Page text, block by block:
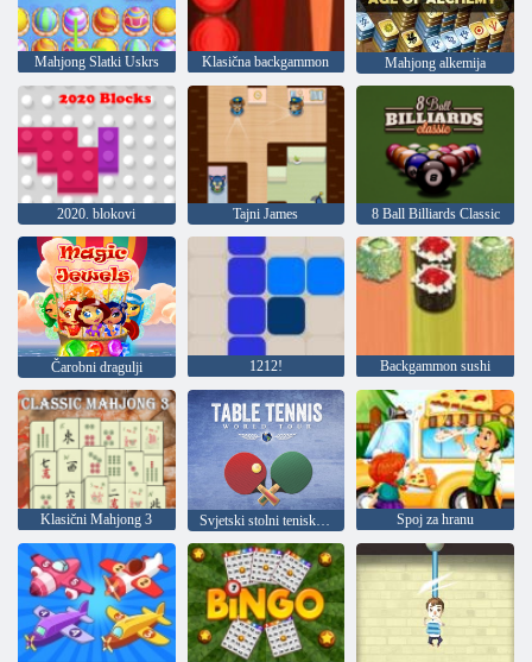
Mahjong Slatki Uskrs Klasična backgammon Mahjong alkemija
2020. blokovi Tajni James 8 Ball Billiards Classic
Čarobni dragulji 1212! Backgammon sushi
Klasični Mahjong 3 Svjetski stolni teniski turnir Spoj za hranu